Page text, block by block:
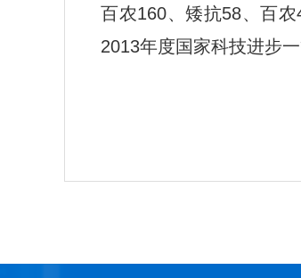
百农160、矮抗58、百
2013年度国家科技进步一